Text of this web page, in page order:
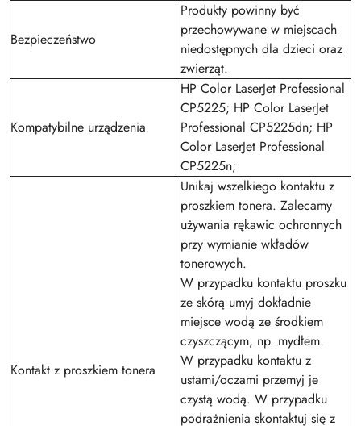
Bezpieczeństwo
Produkty powinny być
przechowywane w miejscach
niedostępnych dla dzieci oraz
zwierząt.
Kompatybilne urządzenia
HP Color LaserJet Professional
CP5225; HP Color LaserJet
Professional CP5225dn; HP
Color LaserJet Professional
CP5225n;
Kontakt z proszkiem tonera
Unikaj wszelkiego kontaktu z
proszkiem tonera. Zalecamy
używania rękawic ochronnych
przy wymianie wkładów
tonerowych.
W przypadku kontaktu proszku
ze skórą umyj dokładnie
miejsce wodą ze środkiem
czyszczącym, np. mydłem.
W przypadku kontaktu z
ustami/oczami przemyj je
czystą wodą. W przypadku
podrażnienia skontaktuj się z